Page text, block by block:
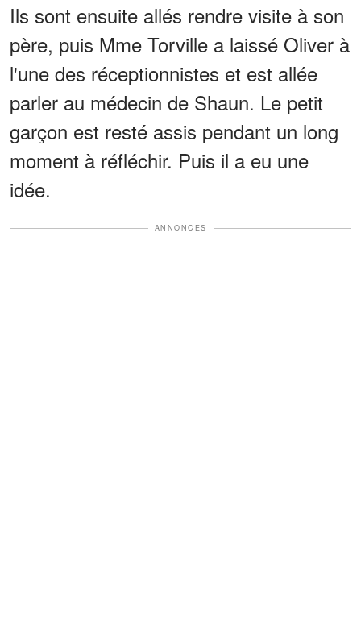
Ils sont ensuite allés rendre visite à son
père, puis Mme Torville a laissé Oliver à
l'une des réceptionnistes et est allée
parler au médecin de Shaun. Le petit
garçon est resté assis pendant un long
moment à réfléchir. Puis il a eu une
idée.
ANNONCES